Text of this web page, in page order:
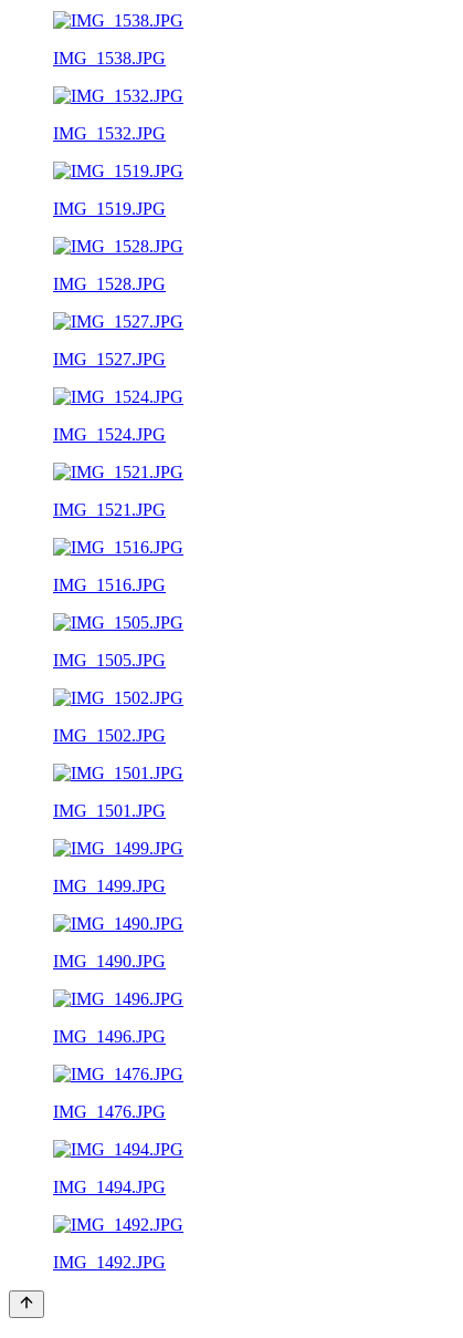
IMG_1538.JPG
IMG_1532.JPG
IMG_1519.JPG
IMG_1528.JPG
IMG_1527.JPG
IMG_1524.JPG
IMG_1521.JPG
IMG_1516.JPG
IMG_1505.JPG
IMG_1502.JPG
IMG_1501.JPG
IMG_1499.JPG
IMG_1490.JPG
IMG_1496.JPG
IMG_1476.JPG
IMG_1494.JPG
IMG_1492.JPG